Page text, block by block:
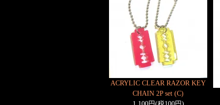
ACRYLIC CLEAR RAZOR KEY
CHAIN 2P set (C)